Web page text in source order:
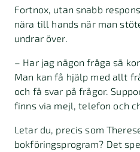
Fortnox, utan snabb
nära till hands när man
undrar över.
– Har jag någon fråga så
Man kan få hjälp med allt
och få svar på frågor.
finns via mejl, telefon och
Letar du, precis som
bokföringsprogram? Det